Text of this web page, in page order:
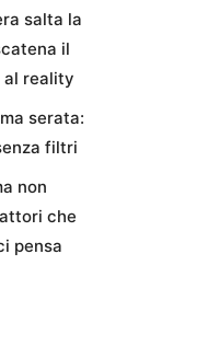
salta la
il
al reality
serata:
filtri
non
che
pensa